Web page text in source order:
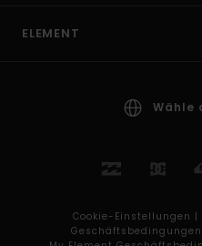
ELEMENT
Wähle
Cookie-Einstellungen |